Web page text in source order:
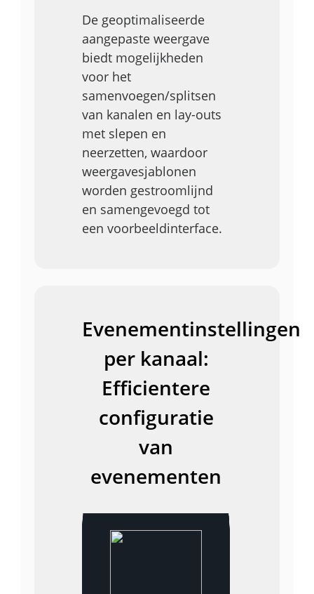
De geoptimaliseerde
aangepaste weergave
biedt mogelijkheden
voor het
samenvoegen/splitsen
van kanalen en lay-outs
met slepen en
neerzetten, waardoor
weergavesjablonen
worden gestroomlijnd
en samengevoegd tot
een voorbeeldinterface.
Evenementinstellingen
per kanaal:
Efficientere
configuratie
van
evenementen